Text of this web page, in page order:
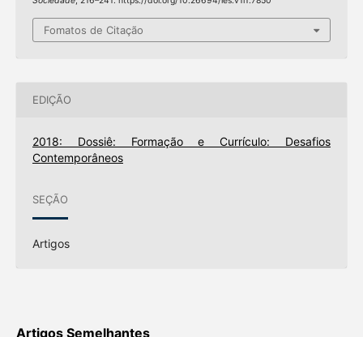
Fomatos de Citação
EDIÇÃO
2018: Dossiê: Formação e Currículo: Desafios
Contemporâneos
SEÇÃO
Artigos
Artigos Semelhantes